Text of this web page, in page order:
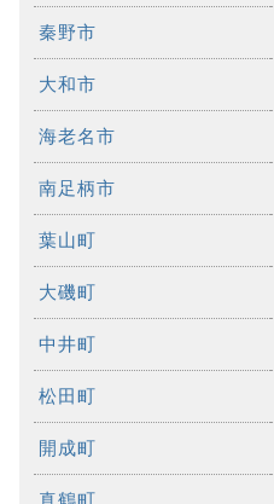
秦野市
大和市
海老名市
南足柄市
葉山町
大磯町
中井町
松田町
開成町
真鶴町